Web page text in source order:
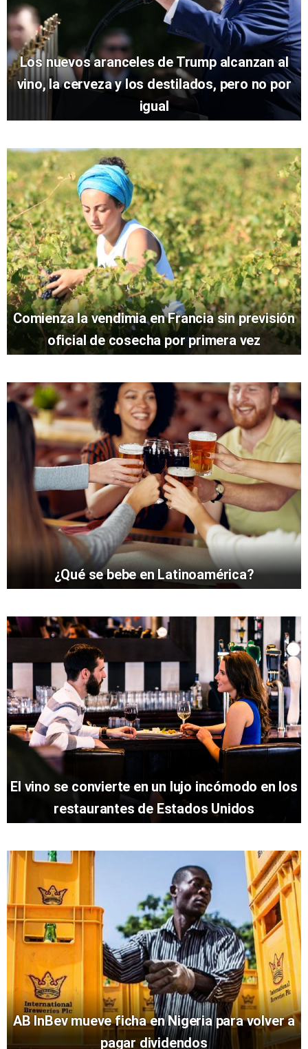
Los nuevos aranceles de Trump alcanzan al
vino, la cerveza y los destilados, pero no por
igual
Comienza la vendimia en Francia sin previsión
oficial de cosecha por primera vez
¿Qué se bebe en Latinoamérica?
El vino se convierte en un lujo incómodo en los
restaurantes de Estados Unidos
AB InBev mueve ficha en Nigeria para volver a
pagar dividendos